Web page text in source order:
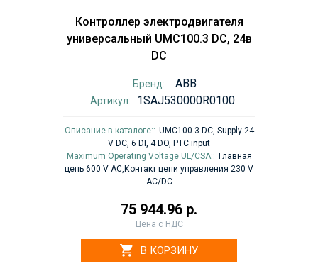
Контроллер электродвигателя
универсальный UMC100.3 DC, 24в
DC
Бренд: ABB
Артикул: 1SAJ530000R0100
Описание в каталоге:: UMC100.3 DC, Supply 24
V DC, 6 DI, 4 DO, PTC input
Maximum Operating Voltage UL/CSA:: Главная
цепь 600 V AC,Контакт цепи управления 230 V
AC/DC
75 944.96 р.
Цена с НДС
В КОРЗИНУ